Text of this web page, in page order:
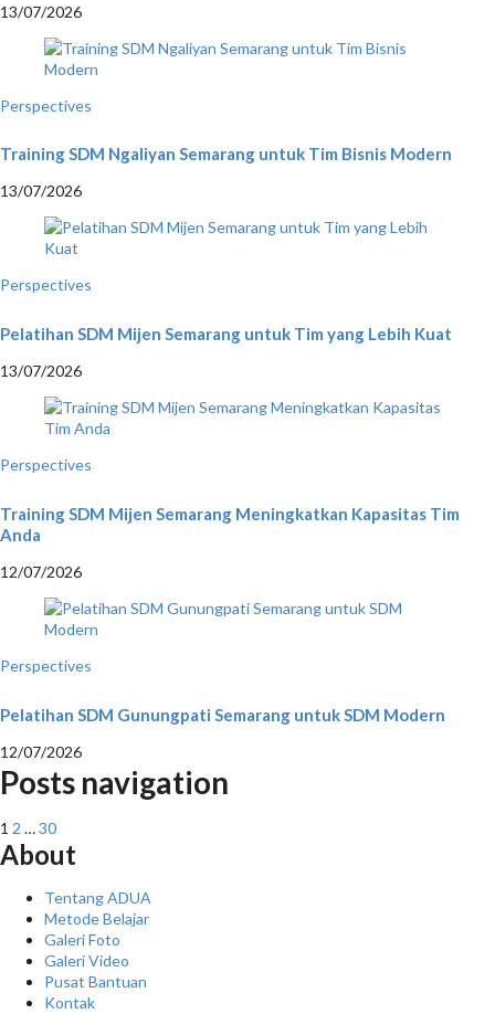
13/07/2026
Perspectives
Training SDM Ngaliyan Semarang untuk Tim Bisnis Modern
13/07/2026
Perspectives
Pelatihan SDM Mijen Semarang untuk Tim yang Lebih Kuat
13/07/2026
Perspectives
Training SDM Mijen Semarang Meningkatkan Kapasitas Tim
Anda
12/07/2026
Perspectives
Pelatihan SDM Gunungpati Semarang untuk SDM Modern
12/07/2026
Posts navigation
1 2 …30
About
Tentang ADUA
Metode Belajar
Galeri Foto
Galeri Video
Pusat Bantuan
Kontak